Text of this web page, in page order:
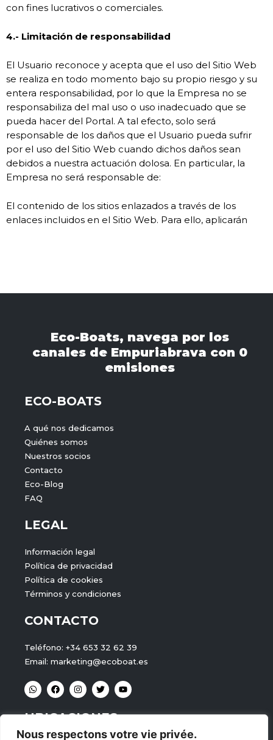
Nous respectons votre vie privée.
con fines lucrativos o comerciales.
4.- Limitación de responsabilidad
El Usuario reconoce y acepta que el uso del Sitio Web
se realiza en todo momento bajo su propio riesgo y su
entera responsabilidad, por lo que la Empresa no se
responsabiliza del mal uso o uso inadecuado que se
pueda hacer del Portal. A tal efecto, solo será
responsable de los daños que el Usuario pueda sufrir
por el uso del Sitio Web cuando dichos daños sean
debidos a nuestra actuación dolosa. En particular, la
Empresa no será responsable de:
El contenido de los sitios enlazados a través de los
enlaces incluidos en el Sitio Web. Para ello, aplicarán
Eco-Boats, navega por los
canales de Empuriabrava con 0
emisiones
ECO-BOATS
A qué nos dedicamos
Quiénes somos
Nuestros socios
Contacto
Eco-Blog
FAQ
LEGAL
Información legal
Política de privacidad
Política de cookies
Términos y condiciones
CONTACTO
Teléfono: +34 653 32 62 39
Email: marketing@ecoboat.es
W
h
a
p
F
a
c
o
I
n
s
r
T
w
i
r
Y
o
u
e
UBICACIONES